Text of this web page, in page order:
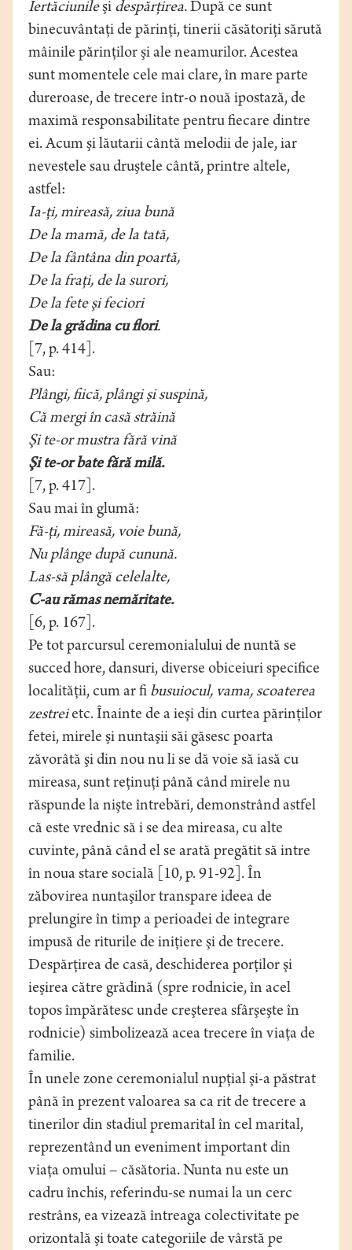
Iertăciunileşi despărţirea.După ce sunt
binecuvântaţi de părinţi, tinerii căsătoriţi sărută
mâinile părinţilor şi ale neamurilor. Acestea
sunt momentele cele mai clare, în mare parte
dureroase, de trecere într-o nouă ipostază, de
maximă responsabilitate pentru fiecare dintre
ei. Acum şi lăutarii cântă melodii de jale, iar
nevestele sau druştele cântă, printre altele,
astfel:
Ia-ţi, mireasă, ziua bună
De la mamă, de la tată,
De la fântâna din poartă,
De la fraţi, de la surori,
De la fete şi feciori
De la grădina cu flori.
[7, p. 414].
Sau:
Plângi, fiică, plângi şi suspină,
Că mergi în casă străină
Şi te-or mustra fără vină
Şi te-or bate fără milă.
[7, p. 417].
Sau mai în glumă:
Fă-ţi, mireasă, voie bună,
Nu plânge după cunună.
Las-să plângă celelalte,
C-au rămas nemăritate.
[6, p. 167].
Pe tot parcursul ceremonialului de nuntă se
succed hore, dansuri, diverse obiceiuri specifice
localităţii, cum ar fi busuiocul, vama, scoaterea
zestreietc. Înainte de a ieşi din curtea părinţilor
fetei, mirele şi nuntaşii săi găsesc poarta
zăvorâtă şi din nou nu li se dă voie să iasă cu
mireasa, sunt reţinuţi până când mirele nu
răspunde la nişte întrebări, demonstrând astfel
că este vrednic să i se dea mireasa, cu alte
cuvinte, până când el se arată pregătit să intre
în noua stare socială [10, p. 91-92]. În
zăbovirea nuntaşilor transpare ideea de
prelungire în timp a perioadei de integrare
impusă de riturile de iniţiere şi de trecere.
Despărţirea de casă, deschiderea porţilor şi
ieşirea către grădină (spre rodnicie, în acel
topos împărătesc unde creşterea sfârşeşte în
rodnicie) simbolizează acea trecere în viaţa de
familie.
În unele zone ceremonialul nupţial şi-a păstrat
până în prezent valoarea sa ca rit de trecere a
tinerilor din stadiul premarital în cel marital,
reprezentând un eveniment important din
viaţa omului – căsătoria. Nunta nu este un
cadru închis, referindu-se numai la un cerc
restrâns, ea vizează întreaga colectivitate pe
orizontală şi toate categoriile de vârstă pe